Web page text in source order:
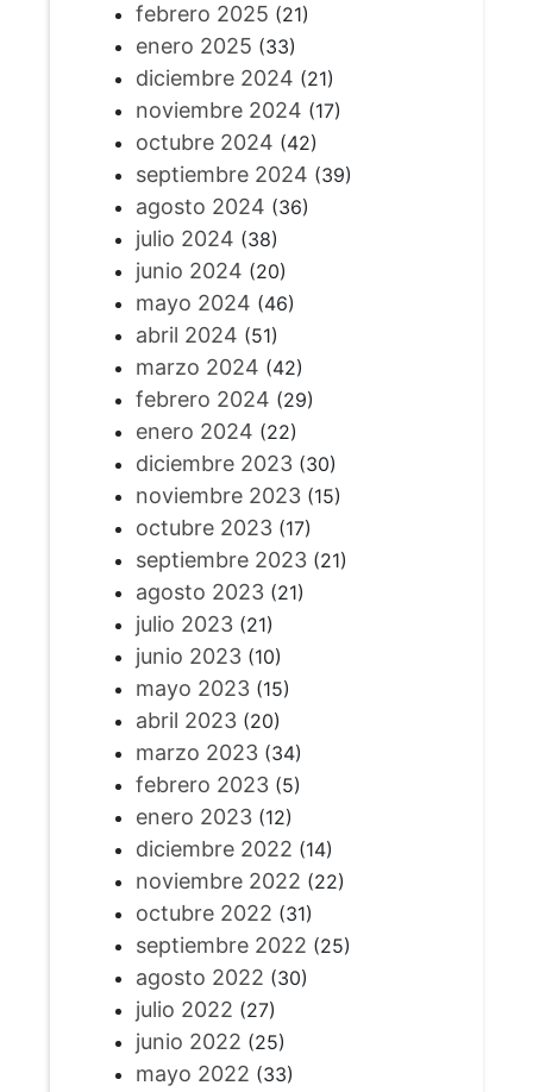
febrero 2025 (21)
enero 2025 (33)
diciembre 2024 (21)
noviembre 2024 (17)
octubre 2024 (42)
septiembre 2024 (39)
agosto 2024 (36)
julio 2024 (38)
junio 2024 (20)
mayo 2024 (46)
abril 2024 (51)
marzo 2024 (42)
febrero 2024 (29)
enero 2024 (22)
diciembre 2023(30)
noviembre 2023(15)
octubre 2023(17)
septiembre 2023(21)
agosto 2023(21)
julio 2023(21)
junio 2023(10)
mayo 2023(15)
abril 2023(20)
marzo 2023(34)
febrero 2023(5)
enero 2023(12)
diciembre 2022 (14)
noviembre 2022 (22)
octubre 2022 (31)
septiembre 2022 (25)
agosto 2022 (30)
julio 2022 (27)
junio 2022 (25)
mayo 2022 (33)